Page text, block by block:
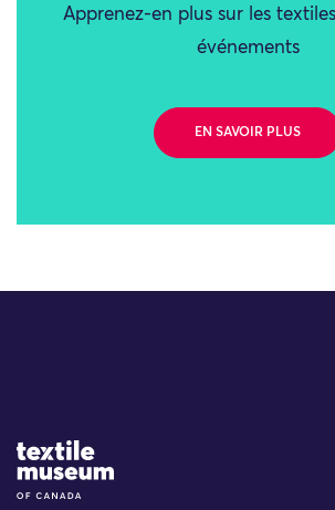
Apprenez-en plus sur les
événements
EN SAVOIR PLUS
Site Logo